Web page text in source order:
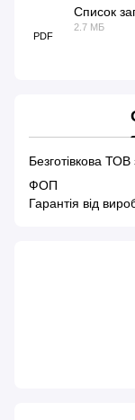
PDF
Список
2.7 МБ
Безготівкова
ФОП
Гарантія від